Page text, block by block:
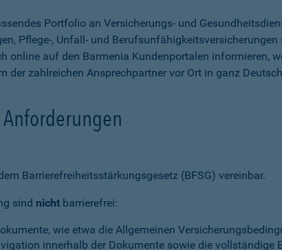
Portfolio an Versicherungs- und
Pflege-, Unfall- und
online auf den Barmenia Kundenportalen informieren,
der zahlreichen Ansprechpartner vor Ort in ganz
Barrierefreiheitsstärkungsgesetz (BFSG) vereinbar.
sind nicht barrierefrei:
wie etwa die Allgemeinen
innerhalb der Dokumente sowie die vollständige